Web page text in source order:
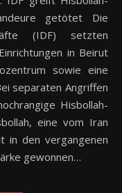
getötet Die
(IDF) setzten
in Beirut
sowie eine
separaten Angriffen
Hisbollah-
eine vom Iran
in den vergangenen
gewonnen…